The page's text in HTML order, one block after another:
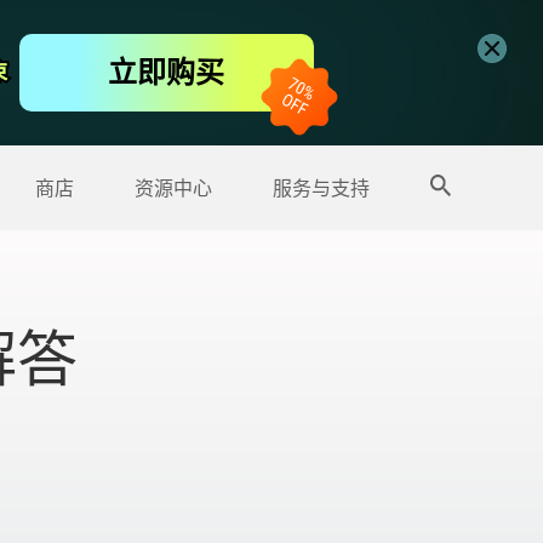
立即购买
商店 资源中心 服务与支持
更多产品
答